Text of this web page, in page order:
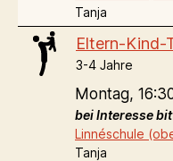
Tanja
Eltern-Kind-
3-4 Jahre
Montag,
bei Interesse
Linnéschule
Tanja